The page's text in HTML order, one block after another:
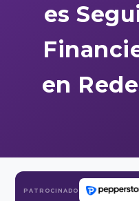
es
en
PATROCINADO